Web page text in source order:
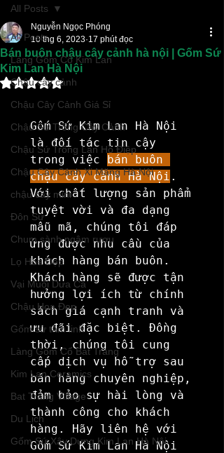
All Posts
Làng Gốm Cổ Kim Lan
Chậu cây cảnh
Chậu Cây Cảnh Giá Sỉ
Chậu Sứ Trồng Cây Cảnh
Chậu Sứ Trồng Lan Hồ Điệp
Chậu Cây Cảnh Xi Măng Hà Nội
chậu cây mini
Đôn Sứ
Chum sành ngâm rượu
Lọ Hoa Đẹp
Vại Muối Dưa Cà
Chậu Hoa Đẹp
Gốm sứ tâm linh
Làng Gốm Cổ Bát Tràng
Kim Lan Ceramics
Bat Trang Village
Du Lịch
Gốm Sứ Xây Dựng Kim Lan Hà Nội
All Posts
Bán buôn chậu cây cảnh hà nội | Gốm Sứ
Kim Lan Hà Nội
Nguyễn Ngọc Phóng
10 thg 6, 2023 17 phút đọc
Đã xếp hạng NaN/5 sao.
Gốm Sứ Kim Lan Hà Nội
là đối tác tin cậy
trong việc bán buôn
chậu cây cảnh Hà Nội .
Với chất lượng sản phẩm
tuyệt vời và đa dạng
mẫu mã, chúng tôi đáp
ứng được nhu cầu của
khách hàng bán buôn.
Khách hàng sẽ được tận
hưởng lợi ích từ chính
sách giá cạnh tranh và
ưu đãi đặc biệt. Đồng
thời, chúng tôi cung
cấp dịch vụ hỗ trợ sau
bán hàng chuyên nghiệp,
đảm bảo sự hài lòng và
thành công cho khách
hàng. Hãy liên hệ với
Gốm Sứ Kim Lan Hà Nội